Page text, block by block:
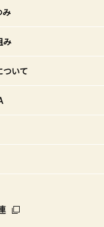
み
み
ついて